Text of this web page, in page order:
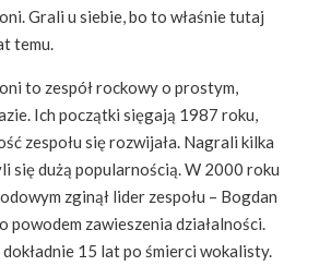
Grali u siebie, bo to właśnie tutaj
temu.
to zespół rockowy o prostym,
Ich początki sięgają 1987 roku,
zespołu się rozwijała. Nagrali kilka
się dużą popularnością. W 2000 roku
zginął lider zespołu – Bogdan
powodem zawieszenia działalności.
15 lat po śmierci wokalisty.